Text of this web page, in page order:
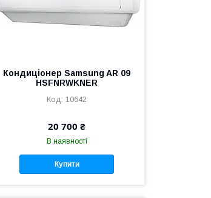
Кондиціонер Samsung AR 09
HSFNRWKNER
10642
20 700 ₴
В наявності
Купити